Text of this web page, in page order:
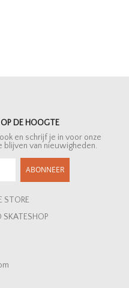
OP DE HOOGTE
en schrijf je in voor onze
van nieuwigheden.
ABONNEER
STORE